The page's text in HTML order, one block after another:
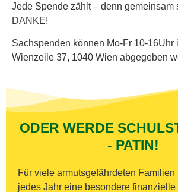
Jede Spende zählt – denn gemeinsam
DANKE!
Sachspenden können Mo-Fr 10-16Uhr
Wienzeile 37, 1040 Wien abgegeben
ODER WERDE
- PATIN!
Für viele armutsgefährdeten Familien
jedes Jahr eine besondere finanzielle